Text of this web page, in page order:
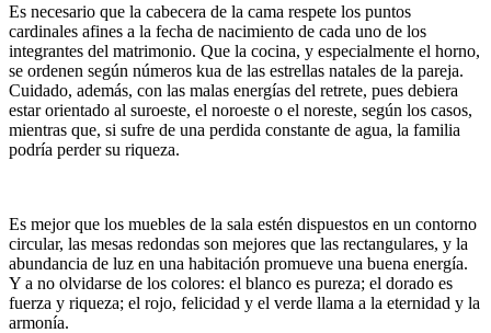
Es necesario que la cabecera de la cama respete los puntos
cardinales afines a la fecha de nacimiento de cada uno de los
integrantes del matrimonio. Que la cocina, y especialmente el horno,
se ordenen según números kua de las estrellas natales de la pareja.
Cuidado, además, con las malas energías del retrete, pues debiera
estar orientado al suroeste, el noroeste o el noreste, según los casos,
mientras que, si sufre de una perdida constante de agua, la familia
podría perder su riqueza.
Es mejor que los muebles de la sala estén dispuestos en un contorno
circular, las mesas redondas son mejores que las rectangulares, y la
abundancia de luz en una habitación promueve una buena energía.
Y a no olvidarse de los colores: el blanco es pureza; el dorado es
fuerza y riqueza; el rojo, felicidad y el verde llama a la eternidad y la
armonía.